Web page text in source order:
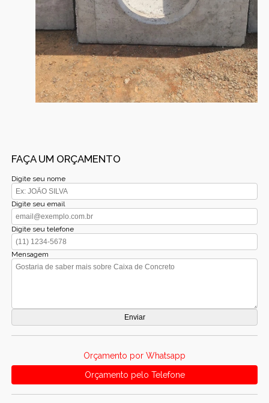
FAÇA UM ORÇAMENTO
Digite seu nome
Digite seu email
Digite seu telefone
Mensagem
Orçamento por Whatsapp
Orçamento pelo Telefone